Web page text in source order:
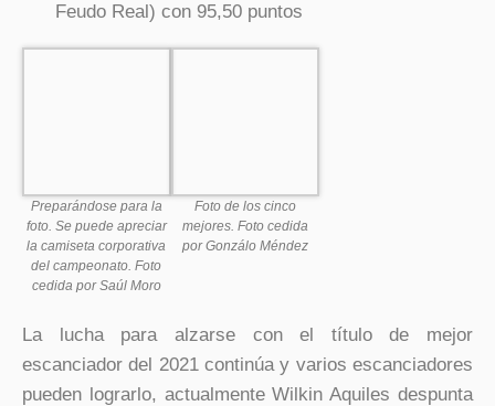
Feudo Real) con 95,50 puntos
Preparándose para la
foto. Se puede apreciar
la camiseta corporativa
del campeonato. Foto
cedida por Saúl Moro
Foto de los cinco
mejores. Foto cedida
por Gonzálo Méndez
La lucha para alzarse con el título de mejor
escanciador del 2021 continúa y varios escanciadores
pueden lograrlo, actualmente Wilkin Aquiles despunta